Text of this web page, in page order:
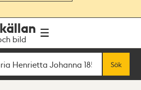
bild
Sök